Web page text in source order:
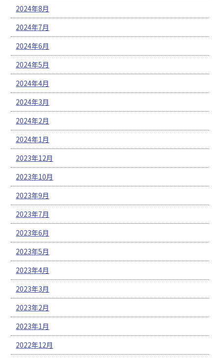
2024年8月
2024年7月
2024年6月
2024年5月
2024年4月
2024年3月
2024年2月
2024年1月
2023年12月
2023年10月
2023年9月
2023年7月
2023年6月
2023年5月
2023年4月
2023年3月
2023年2月
2023年1月
2022年12月